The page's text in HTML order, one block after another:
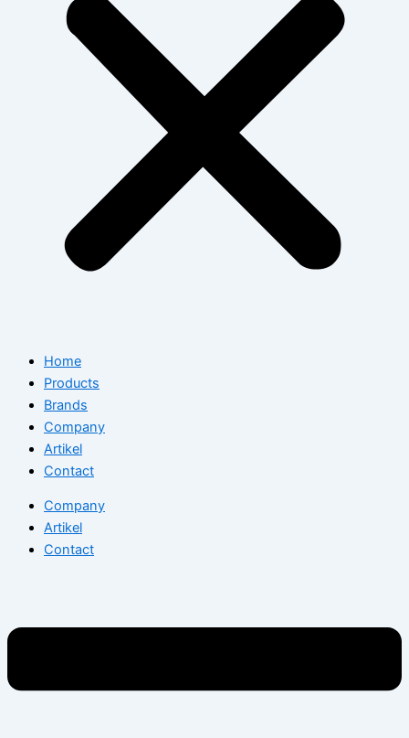
Home
Products
Brands
Company
Artikel
Contact
Company
Artikel
Contact